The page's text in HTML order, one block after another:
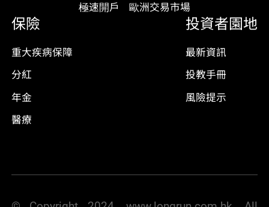
極速開戶
歐洲交易市場
保險
重大疾病保障
分紅
年金
醫療
投資者園地
最新資訊
投教手冊
風險提示